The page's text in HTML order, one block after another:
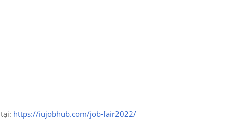
https://iujobhub.com/job-fair2022/